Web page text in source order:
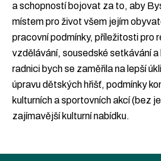
a schopností bojovat za to, aby
místem pro život všem jejím
pracovní podmínky, příležitosti pro
vzdělávání, sousedské setkávání
radnici bych se zaměřila na lepší
úpravu dětských hřišť, podmínky
kulturních a sportovních akcí (bez
zajímavější kulturní nabídku.